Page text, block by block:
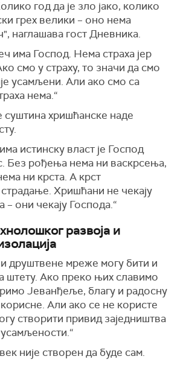
год да је зло јако, колико
грех велики – оно нема
наглашава гост Дневника.
има Господ. Нема страха јер
смо у страху, то значи да смо
усамљени. Али ако смо са
нема.“
суштина хришћанске наде
истинску власт је Господ
Без рођења нема ни васкрсења,
ни крста. А крст
Хришћани не чекају
они чекају Господа.“
развоја и
и друштвене мреже могу бити и
штету. Ако преко њих славимо
Јеванђеље, благу и радосну
Али ако се не користе
створити привид заједништва
није створен да буде сам.